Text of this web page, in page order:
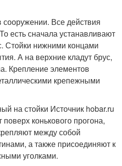
Все действия
есть сначала устанавливают
Стойки нижними концами
А на верхние кладут брус,
Крепление элементов
крепежными
на стойки Источник hobar.ru
конькового прогона,
между собой
а также присоединяют к
уголками.